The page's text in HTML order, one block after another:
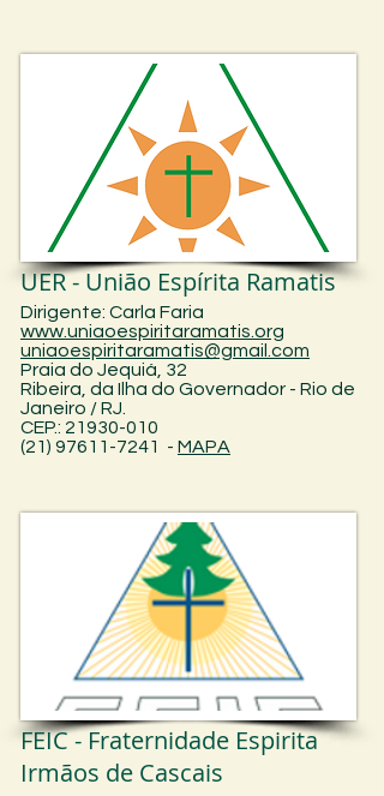
UER - União Espírita Ramatis
Dirigente: Carla Faria
www.uniaoespiritaramatis.org
uniaoespiritaramatis@gmail.com
Praia do Jequiá, 32
Ribeira, da Ilha do Governador - Rio de
Janeiro /RJ.
CEP.: 21930-010
(21) 97611-7241 - MAPA
FEIC - Fraternidade Espirita
Irmãos de Cascais